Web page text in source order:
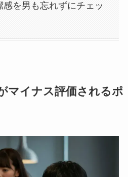
感を男も忘れずにチェッ
マイナス評価されるポ